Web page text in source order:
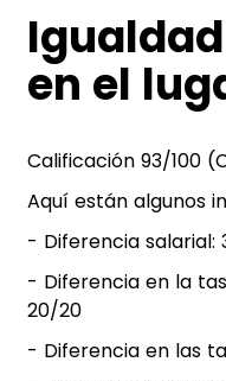
en el
Calificación 93/100
Aquí están algunos
- Diferencia salarial:
- Diferencia en la
20/20
- Diferencia en las